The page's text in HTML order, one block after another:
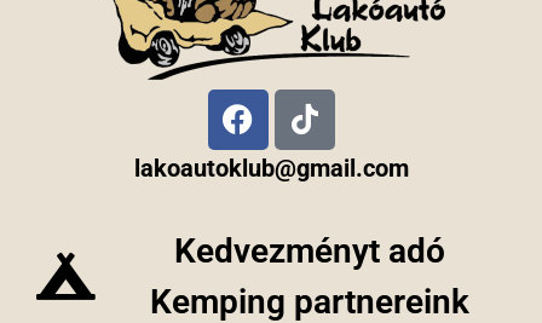
lakoautoklub@gmail.com
Kedvezményt adó
Kemping partnereink